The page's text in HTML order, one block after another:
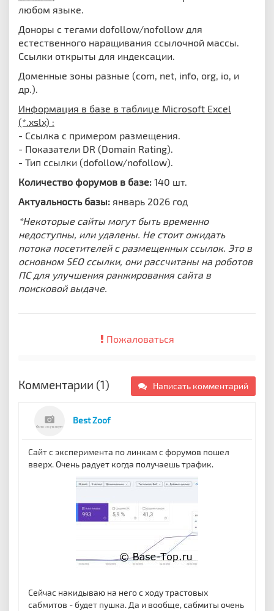
любом языке.
Доноры с тегами dofollow/nofollow для
естественного наращивания ссылочной массы.
Ссылки открыты для индексации.
Доменные зоны разные (com, net, info, org, io, и
др.).
Информация в базе в таблице Microsoft Excel
(*.xslx) :
- Ссылка с примером размещения.
- Показатели DR (Domain Rating).
- Тип ссылки (dofollow/nofollow).
Количество форумов в базе: 140 шт.
Актуальность базы: январь 2026 год
*Некоторые сайты могут быть временно
недоступны, или удалены. Не стоит ожидать
потока посетителей с размещенных ссылок. Это в
основном SEO ссылки, они рассчитаны на роботов
ПС для улучшения ранжирования сайта в
поисковой выдаче.
Пожаловаться
Комментарии (1) Написать комментарий
Best Zoof
Сайт с эксперимента по линкам с форумов пошел
вверх. Очень радует когда получаешь трафик.
Сейчас накидываю на него с ходу трастовых
сабмитов - будет пушка. Да и вообще, сабмиты очень